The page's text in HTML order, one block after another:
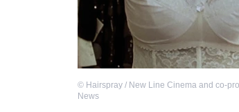
© Hairspray / New Line Cinema and co-
News